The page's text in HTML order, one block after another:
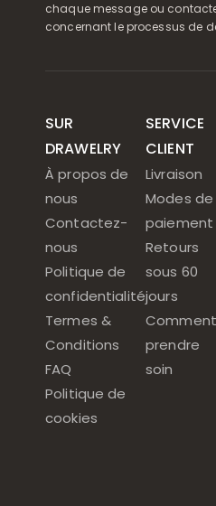
chaque message ou
concernant le processus de
SUR
DRAWELRY
À propos de
nous
Contactez-
nous
Politique de
confidentialité
Termes &
Conditions
FAQ
Politique de
cookies
SERVICE
CLIENT
Livraison
Modes de
paiement
Retours
sous 60
jours
Comment
prendre
soin